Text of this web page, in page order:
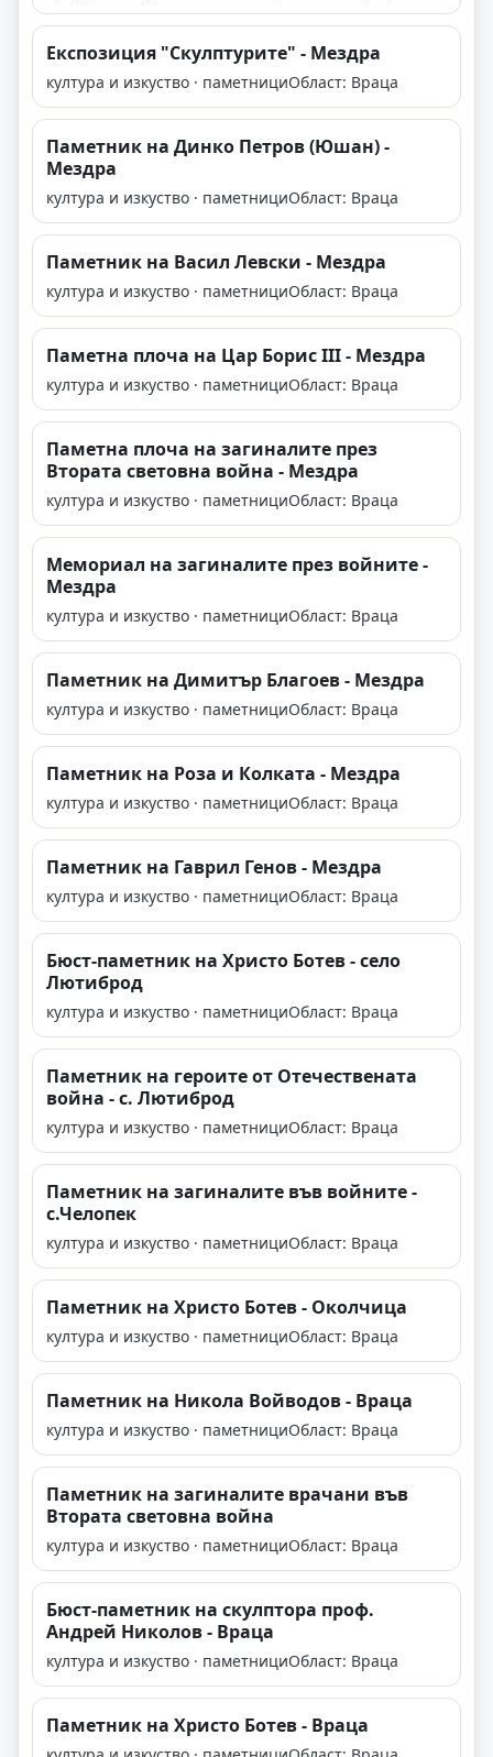
Експозиция "Скулптурите" - Мездра
култура и изкуство · паметнициОбласт: Враца
Паметник на Динко Петров (Юшан) -
Мездра
култура и изкуство · паметнициОбласт: Враца
Паметник на Васил Левски - Мездра
култура и изкуство · паметнициОбласт: Враца
Паметна плоча на Цар Борис III - Мездра
култура и изкуство · паметнициОбласт: Враца
Паметна плоча на загиналите през
Втората световна война - Мездра
култура и изкуство · паметнициОбласт: Враца
Мемориал на загиналите през войните -
Мездра
култура и изкуство · паметнициОбласт: Враца
Паметник на Димитър Благоев - Мездра
култура и изкуство · паметнициОбласт: Враца
Паметник на Роза и Колката - Мездра
култура и изкуство · паметнициОбласт: Враца
Паметник на Гаврил Генов - Мездра
култура и изкуство · паметнициОбласт: Враца
Бюст-паметник на Христо Ботев - село
Лютиброд
култура и изкуство · паметнициОбласт: Враца
Паметник на героите от Отечествената
война - с. Лютиброд
култура и изкуство · паметнициОбласт: Враца
Паметник на загиналите във войните -
с.Челопек
култура и изкуство · паметнициОбласт: Враца
Паметник на Христо Ботев - Околчица
култура и изкуство · паметнициОбласт: Враца
Паметник на Никола Войводов - Враца
култура и изкуство · паметнициОбласт: Враца
Паметник на загиналите врачани във
Втората световна война
култура и изкуство · паметнициОбласт: Враца
Бюст-паметник на скулптора проф.
Андрей Николов - Враца
култура и изкуство · паметнициОбласт: Враца
Паметник на Христо Ботев - Враца